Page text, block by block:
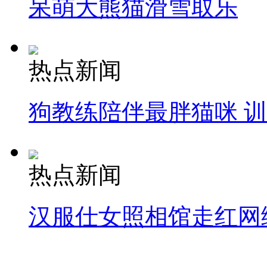
呆萌大熊猫滑雪取乐
热点新闻
狗教练陪伴最胖猫咪
热点新闻
汉服仕女照相馆走红网